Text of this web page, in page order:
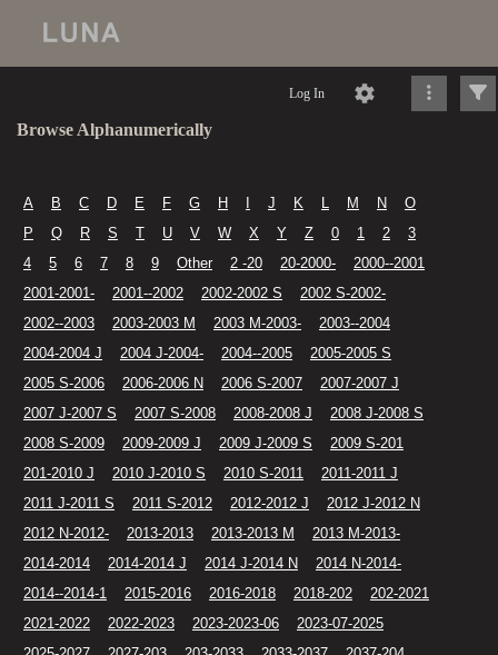
Log In
Browse Alphanumerically
A B C D E F G H J K L M N
O
P
Q R S T U V W X Y Z 0 1 2
3
4
5 6 7 8 9 Other 2 -20 20-2000-
2000--2001
2001-2001-
2001--2002 2002-2002 S
2002 S-2002-
2002--2003
2003-2003 M 2003 M-2003-
2003--2004
2004-2004 J
2004 J-2004- 2004--2005
2005-2005 S
2005 S-2006
2006-2006 N 2006 S-2007
2007-2007 J
2007 J-2007 S
2007 S-2008 2008-2008 J
2008 J-2008 S
2008 S-2009
2009-2009 J 2009 J-2009 S
2009 S-201
201-2010 J
2010 J-2010 S 2010 S-2011
2011-2011 J
2011 J-2011 S
2011 S-2012 2012-2012 J
2012 J-2012 N
2012 N-2012-
2013-2013 2013-2013 M
2013 M-2013-
2014-2014
2014-2014 J 2014 J-2014 N
2014 N-2014-
2014--2014-1
2015-2016 2016-2018 2018-202
202-2021
2021-2022
2022-2023 2023-2023-06
2023-07-2025